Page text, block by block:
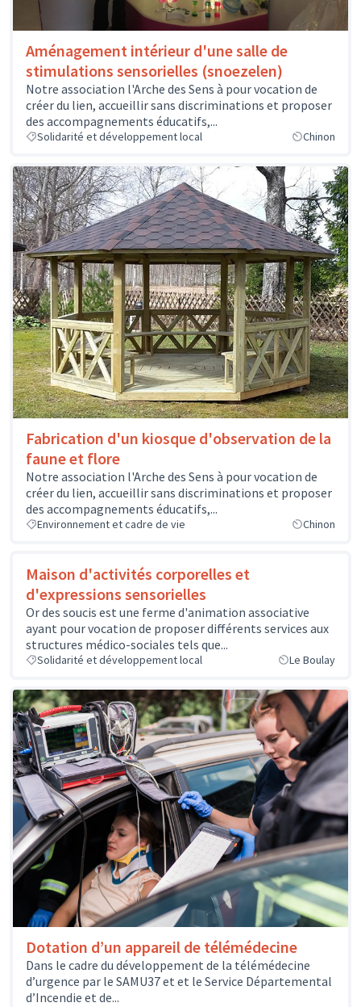
Aménagement intérieur d'une salle de
stimulations sensorielles (snoezelen)
Notre association l'Arche des Sens à pour vocation de
créer du lien, accueillir sans discriminations et proposer
des accompagnements éducatifs,...
Solidarité et développement local Chinon
Fabrication d'un kiosque d'observation de la
faune et flore
Notre association l'Arche des Sens à pour vocation de
créer du lien, accueillir sans discriminations et proposer
des accompagnements éducatifs,...
Environnement et cadre de vie Chinon
Maison d'activités corporelles et
d'expressions sensorielles
Or des soucis est une ferme d'animation associative
ayant pour vocation de proposer différents services aux
structures médico-sociales tels que...
Solidarité et développement local Le Boulay
Dotation d’un appareil de télémédecine
Dans le cadre du développement de la télémédecine
d’urgence par le SAMU37 et et le Service Départemental
d’Incendie et de...